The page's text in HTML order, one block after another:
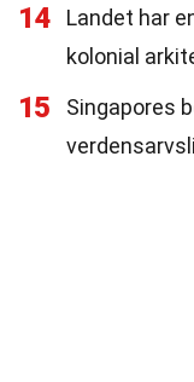
14
Landet har
kolonial
15
Singapores